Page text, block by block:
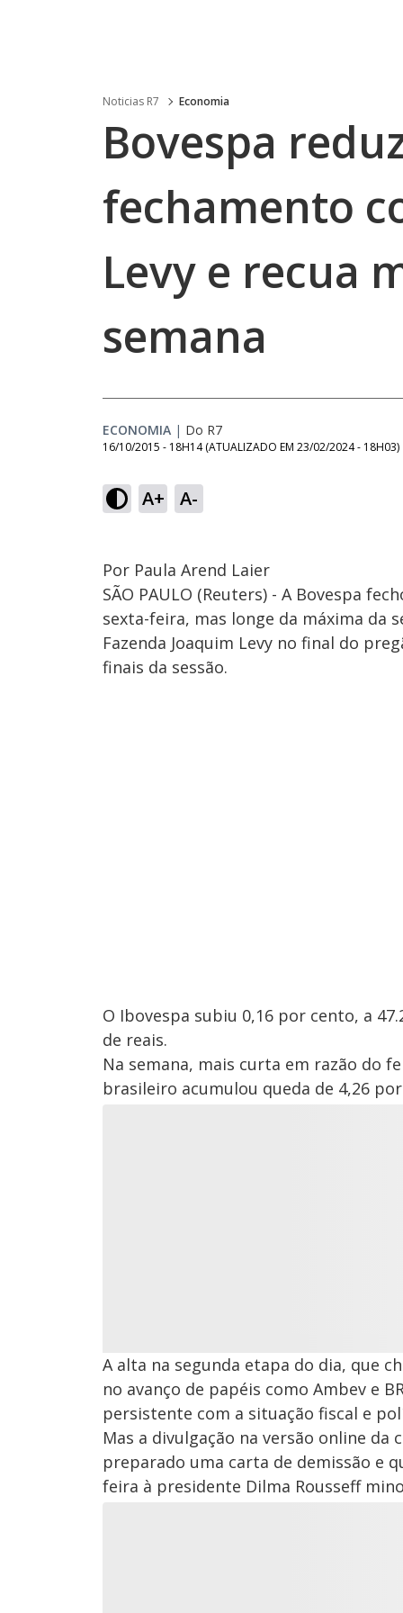
Noticias R7 Economia
Bovespa
fechamento
Levy e recua
semana
ECONOMIA | Do R7
16/10/2015 - 18H14 (ATUALIZADO EM 23/02/2024 - 18H03)
A+ A-
Por Paula Arend Laier
SÃO PAULO (Reuters) - A Bovespa
sexta-feira, mas longe da máxima da
Fazenda Joaquim Levy no final do
finais da sessão.
O Ibovespa subiu 0,16 por cento, a
de reais.
Na semana, mais curta em razão do
brasileiro acumulou queda de 4,26
A alta na segunda etapa do dia, que
no avanço de papéis como Ambev e
persistente com a situação fiscal e
Mas a divulgação na versão online da
preparado uma carta de demissão e
feira à presidente Dilma Rousseff